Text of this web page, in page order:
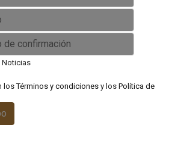
Noticias
losTérminos y condicionesy los Política de